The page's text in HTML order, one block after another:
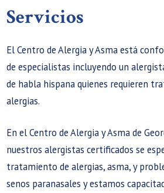
Servicios
El Centro de Alergia y Asma está
de especialistas incluyendo un
de habla hispana quienes requieren
alergias.
En el Centro de Alergia y Asma de
nuestros alergistas certificados se
tratamiento de alergias, asma, y
senos paranasales y estamos